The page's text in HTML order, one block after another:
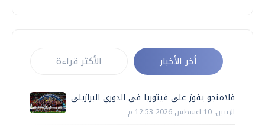
أخر الأخبار الأكثر قراءة
فلامنجو يفوز على فيتوريا فى الدوري البرازيلي
الإثنين، 10 اغسطس 2026 12:53 م